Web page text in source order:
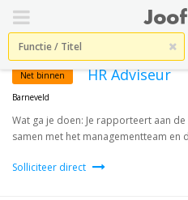
Net binnen HR Adviseur
Barneveld
Wat ga je doen: Je rapporteert aan
samen met het managementteam en
Solliciteer direct